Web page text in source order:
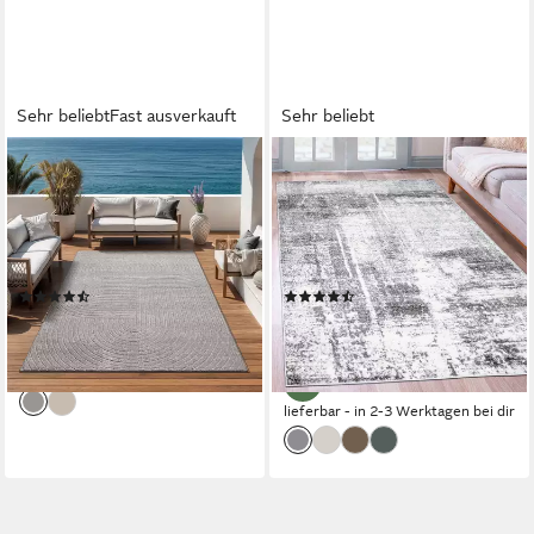
Sehr beliebtFast ausverkauft
OTTO HOME
Teppich Lorent, rechteckig,
Höhe: 5 mm, Kurzflor, Uni
Farben, Hoch-Tief-Effekt,
Scandi-Look, Outdoor
geeignet (113)
ab 28,49 € UVP34,99 €
-19%
lieferbar - in 2-3 Werktagen bei dir
Sehr beliebt
OTTO HOME
Teppich Salsa, rechteckig,
Höhe: 9 mm, mit besonders
weichem Flor, Kurzflor, im
Vintage-Look, dichte Qualität
(800)
ab 9,99 € UVP20,99 €
-52%
lieferbar - in 2-3 Werktagen bei dir